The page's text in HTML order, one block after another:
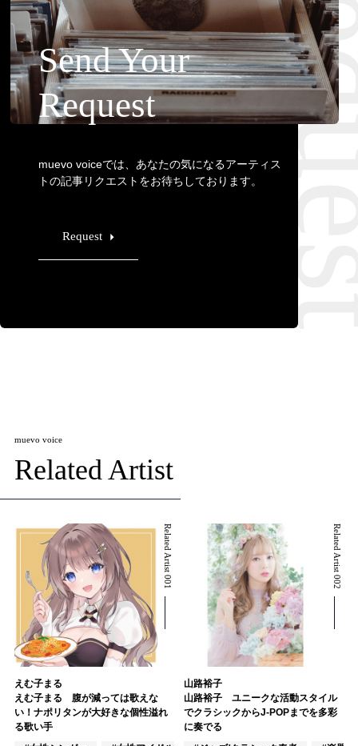
Send Your
Request
muevo voiceでは、あなたの気になるアーティス
トの記事リクエストをお待ちしております。
Request
muevo voice
Related Artist
Related Artist 001
えむ子まる
えむ子まる 腹が減っては歌えな
い！ナポリタンが大好きな個性溢れ
る歌い手
Related Artist 002
山路裕子
山路裕子 ユニークな活動スタイル
でクラシックからJ-POPまでを多彩
に奏でる